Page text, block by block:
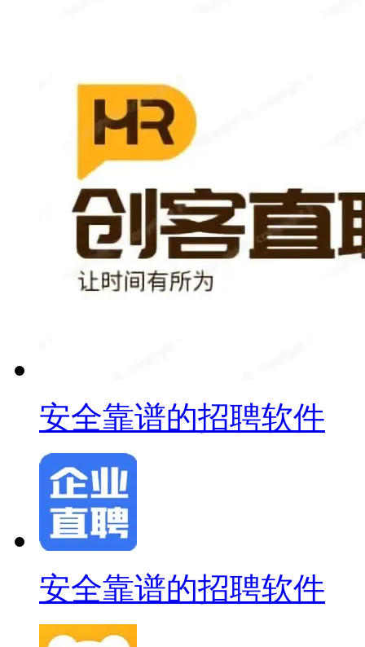
安全靠谱的招聘软件
安全靠谱的招聘软件